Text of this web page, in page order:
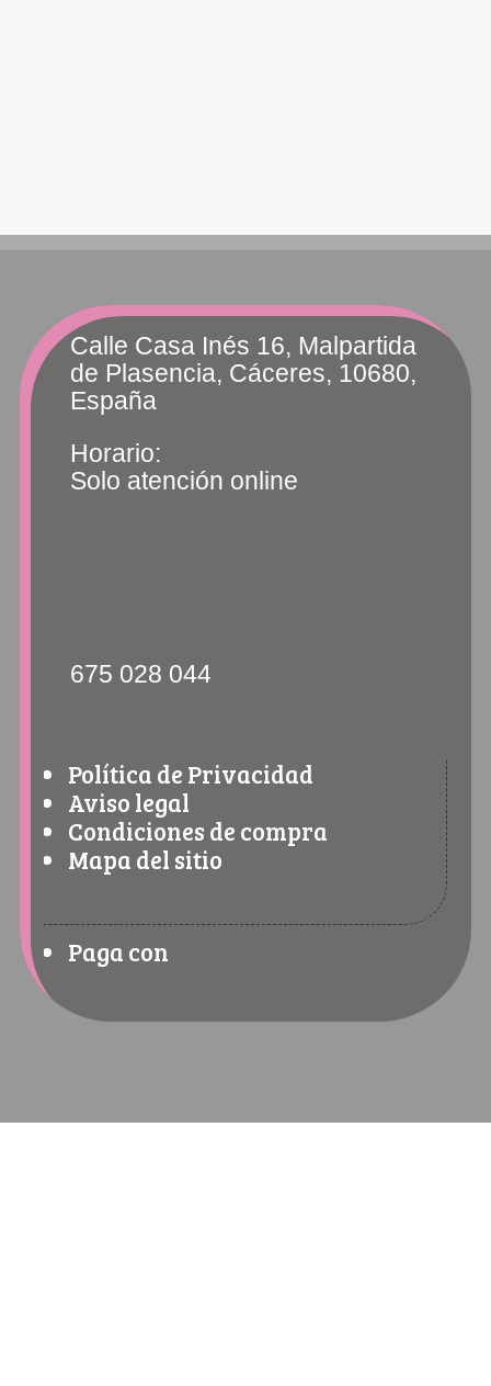
Calle Casa Inés 16, Malpartida
de Plasencia, Cáceres, 10680,
España
Horario:
Solo atención online
675 028 044
Política de Privacidad
Aviso legal
Condiciones de compra
Mapa del sitio
Paga con